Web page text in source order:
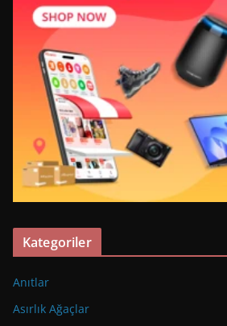
Kategoriler
Anıtlar
Asırlık Ağaçlar